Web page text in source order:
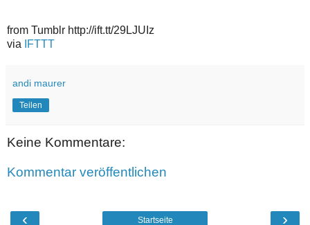
from Tumblr http://ift.tt/29LJUIz
via
IFTTT
andi maurer
Teilen
Keine Kommentare:
Kommentar veröffentlichen
‹ ›
Startseite